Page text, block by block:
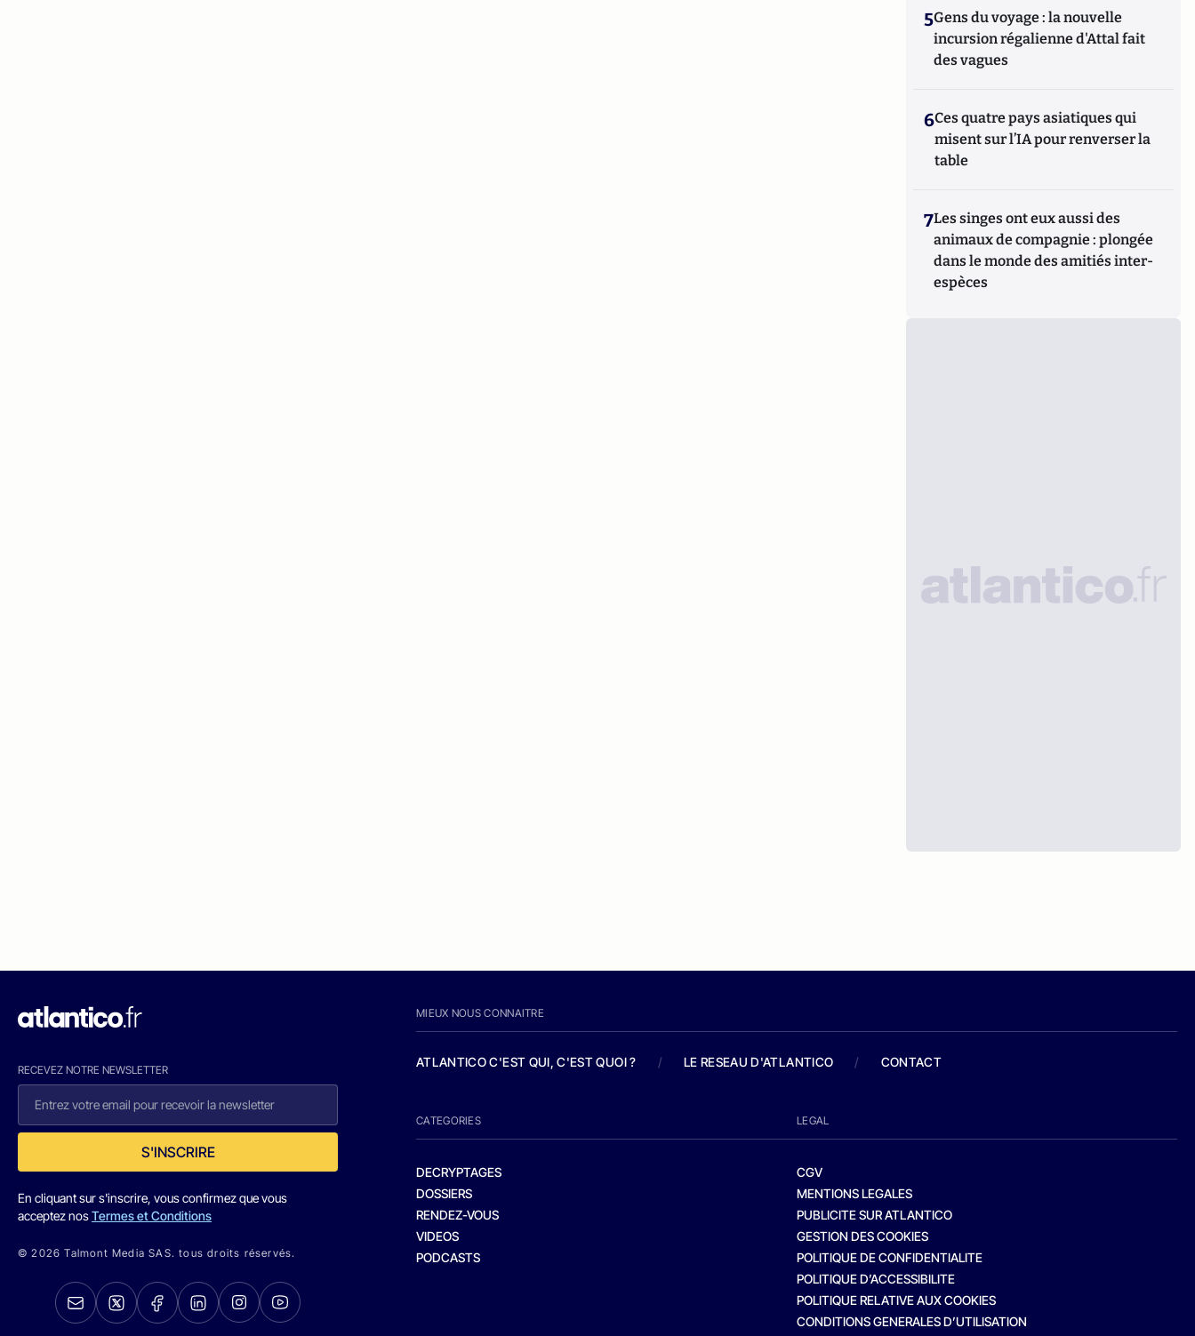
5Gens du voyage : la nouvelle
incursion régalienne d'Attal fait
des vagues
6Ces quatre pays asiatiques qui
misent sur l’IA pour renverser la
table
7Les singes ont eux aussi des
animaux de compagnie : plongée
dans le monde des amitiés inter-
espèces
RECEVEZ NOTRE NEWSLETTER
S'INSCRIRE
En cliquant sur s'inscrire, vous confirmez que vous
acceptez nosTermes et Conditions
© 2026 Talmont Media SAS. tous droits réservés.
MIEUX NOUS CONNAITRE
ATLANTICO C'EST QUI, C'EST QUOI ? / LE RESEAU D'ATLANTICO / CONTACT
CATEGORIES
DECRYPTAGES
DOSSIERS
RENDEZ-VOUS
VIDEOS
PODCASTS
LEGAL
CGV
MENTIONS LEGALES
PUBLICITE SUR ATLANTICO
GESTION DES COOKIES
POLITIQUE DE CONFIDENTIALITE
POLITIQUE D’ACCESSIBILITE
POLITIQUE RELATIVE AUX COOKIES
CONDITIONS GENERALES D’UTILISATION